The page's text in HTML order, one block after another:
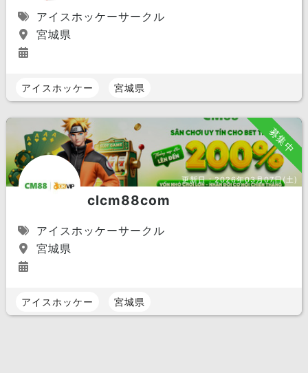
アイスホッケーサークル
宮城県
アイスホッケー 宮城県
募集中
更新日：2026年03月07日(土)
clcm88com
アイスホッケーサークル
宮城県
アイスホッケー 宮城県